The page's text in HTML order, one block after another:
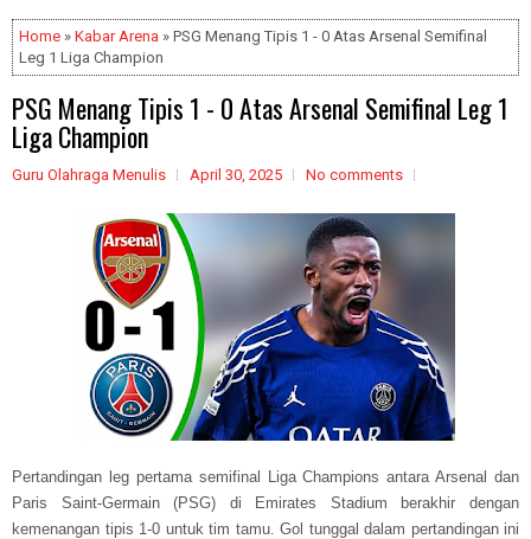
Home » Kabar Arena » PSG Menang Tipis 1 - 0 Atas Arsenal Semifinal
Leg 1 Liga Champion
PSG Menang Tipis 1 - 0 Atas Arsenal Semifinal Leg 1
Liga Champion
Guru Olahraga Menulis April 30, 2025 No comments
Pertandingan leg pertama semifinal Liga Champions antara Arsenal dan
Paris Saint-Germain (PSG) di Emirates Stadium berakhir dengan
kemenangan tipis 1-0 untuk tim tamu. Gol tunggal dalam pertandingan ini